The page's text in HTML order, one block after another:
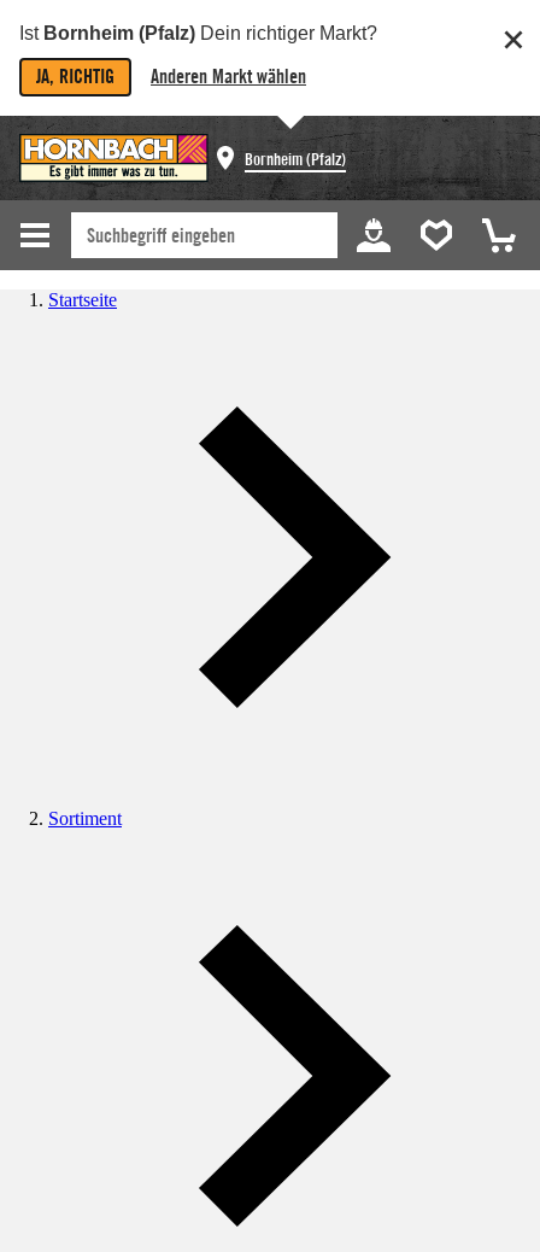
Ist Bornheim (Pfalz) Dein richtiger Markt?
JA, RICHTIG Anderen Markt wählen
Bornheim (Pfalz)
Startseite
Sortiment